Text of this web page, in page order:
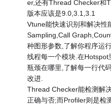
er,还有Thread Checker和
版本应该是9.0,3.1,3.1
Vtune能快速识别和解决性
Sampling,Call
种图形参数,了解你程序运
线程每一个模块.在
瓶颈在哪里,了解每一行代
改进.
Thread Checker能检测解
正确与否;而Profiler则是检